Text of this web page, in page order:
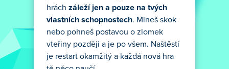
hrách záleží jen a pouze na tvých
vlastních schopnostech. Mineš skok
nebo pohneš postavou o zlomek
vteřiny později a je po všem. Naštěstí
je restart okamžitý a každá nová hra